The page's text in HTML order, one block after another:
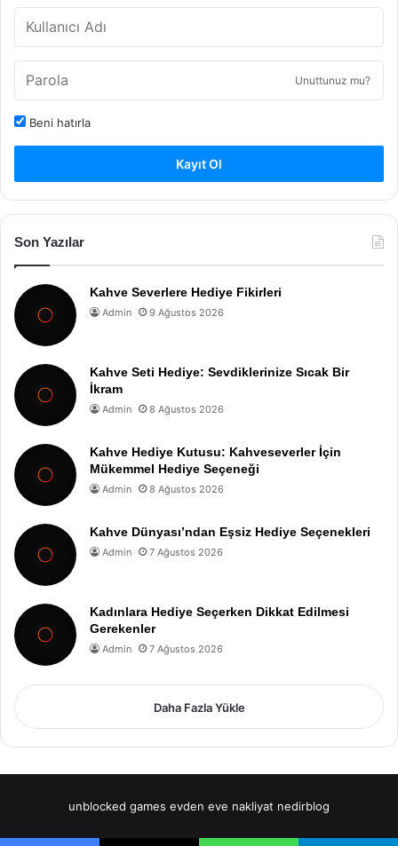
Unuttunuz mu?
Beni hatırla
Kayıt Ol
Son Yazılar
Kahve Severlere Hediye Fikirleri
Admin 9 Ağustos 2026
Kahve Seti Hediye: Sevdiklerinize Sıcak Bir
İkram
Admin 8 Ağustos 2026
Kahve Hediye Kutusu: Kahveseverler İçin
Mükemmel Hediye Seçeneği
Admin 8 Ağustos 2026
Kahve Dünyası’ndan Eşsiz Hediye Seçenekleri
Admin 7 Ağustos 2026
Kadınlara Hediye Seçerken Dikkat Edilmesi
Gerekenler
Admin 7 Ağustos 2026
Daha Fazla Yükle
unblocked games evden eve nakliyat nedirblog